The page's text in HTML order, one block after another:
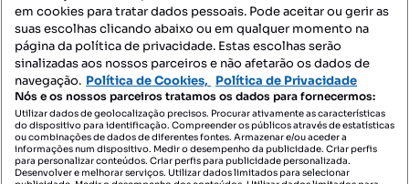
460 000 €2530,25 €/m²
Apartamento T3 Duplex, Canidelo, Vila Nova de
Gaia
Paniceiro - Viso - Meiral, Canidelo, Vila Nova de Gaia, Porto
T3 181.8 m² 2 andar
em cookies para tratar dados pessoais. Pode aceitar ou gerir as
suas escolhas clicando abaixo ou em qualquer momento na
página da política de privacidade. Estas escolhas serão
sinalizadas aos nossos parceiros e não afetarão os dados de
navegação. Política de Cookies, Política de Privacidade
Nós e os nossos parceiros tratamos os dados para fornecermos:
Utilizar dados de geolocalização precisos. Procurar ativamente as características
do dispositivo para identificação. Compreender os públicos através de estatísticas
ou combinações de dados de diferentes fontes. Armazenar e/ou aceder a
informações num dispositivo. Medir o desempenho da publicidade. Criar perfis
para personalizar conteúdos. Criar perfis para publicidade personalizada.
Desenvolver e melhorar serviços. Utilizar dados limitados para selecionar